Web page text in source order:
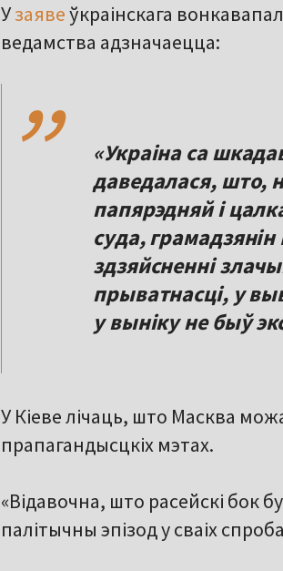
Узаявеўкраінскага
ведамства адзначаецца:
,,
«Украіна са
даведалася, што,
папярэдняй і
суда,
здзяйсненні
прыватнасці, у
у выніку не быў
У Кіеве лічаць, што Масква
прапагандысцкіх мэтах.
«Відавочна, што расейскі бок
палітычны эпізод у сваіх